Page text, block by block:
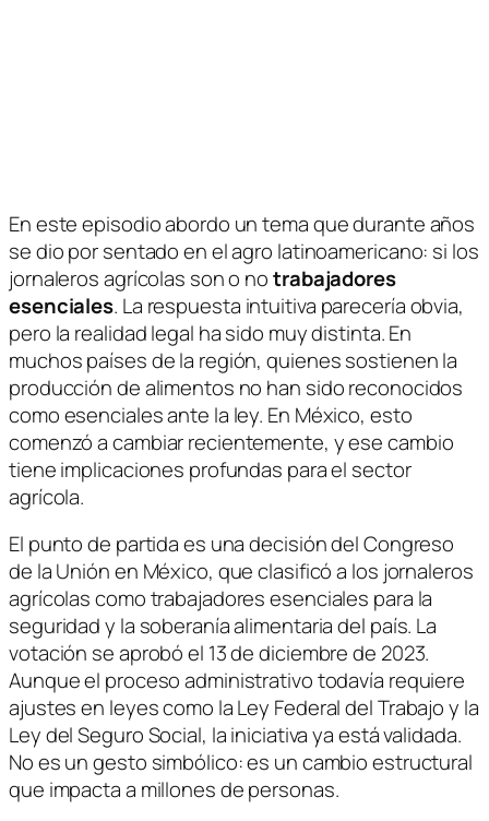
En este episodio abordo un tema que durante años
se dio por sentado en el agro latinoamericano: si los
jornaleros agrícolas son o notrabajadores
esenciales. La respuesta intuitiva parecería obvia,
pero la realidad legal ha sido muy distinta. En
muchos países de la región, quienes sostienen la
producción de alimentos no han sido reconocidos
como esenciales ante la ley. En México, esto
comenzó a cambiar recientemente, y ese cambio
tiene implicaciones profundas para el sector
agrícola.
El punto de partida es una decisión del Congreso
de la Unión en México, que clasificó a los jornaleros
agrícolas como trabajadores esenciales para la
seguridad y la soberanía alimentaria del país. La
votación se aprobó el 13 de diciembre de 2023.
Aunque el proceso administrativo todavía requiere
ajustes en leyes como la Ley Federal del Trabajo y la
Ley del Seguro Social, la iniciativa ya está validada.
No es un gesto simbólico: es un cambio estructural
que impacta a millones de personas.